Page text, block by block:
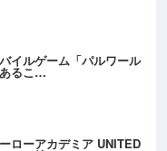
イルゲーム「パルワール
るこ…
ローアカデミア UNITED